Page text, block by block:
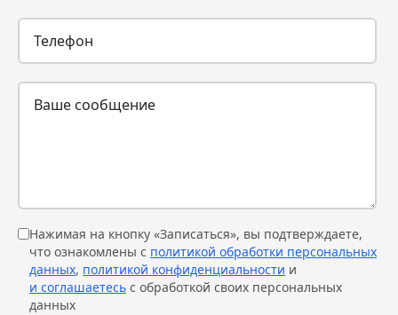
Нажимая на кнопку «Записаться», вы подтверждаете,
что ознакомлены с политикой обработки персональных
данных, политикой конфиденциальности и
и соглашаетесь с обработкой своих персональных
данных